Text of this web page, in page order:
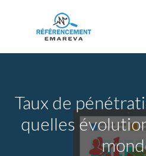
Taux de
quelles